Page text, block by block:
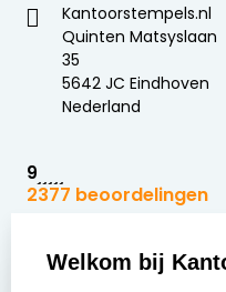
Kantoorstempels.nl
Quinten Matsyslaan
35
5642 JC Eindhoven
Nederland
9
2377 beoordelingen
Zakelijk:
Welkom bij